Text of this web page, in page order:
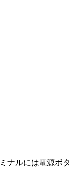
ナルには電源ボタ